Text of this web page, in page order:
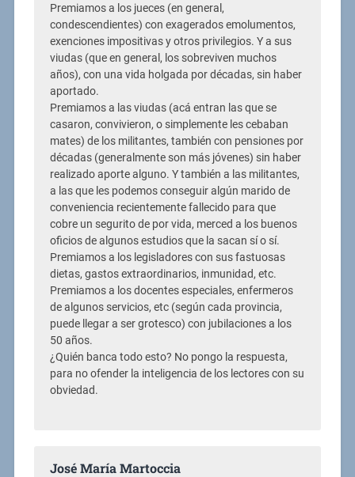
Premiamos a los jueces (en general,
condescendientes) con exagerados emolumentos,
exenciones impositivas y otros privilegios. Y a sus
viudas (que en general, los sobreviven muchos
años), con una vida holgada por décadas, sin haber
aportado.
Premiamos a las viudas (acá entran las que se
casaron, convivieron, o simplemente les cebaban
mates) de los militantes, también con pensiones por
décadas (generalmente son más jóvenes) sin haber
realizado aporte alguno. Y también a las militantes,
a las que les podemos conseguir algún marido de
conveniencia recientemente fallecido para que
cobre un segurito de por vida, merced a los buenos
oficios de algunos estudios que la sacan sí o sí.
Premiamos a los legisladores con sus fastuosas
dietas, gastos extraordinarios, inmunidad, etc.
Premiamos a los docentes especiales, enfermeros
de algunos servicios, etc (según cada provincia,
puede llegar a ser grotesco) con jubilaciones a los
50 años.
¿Quién banca todo esto? No pongo la respuesta,
para no ofender la inteligencia de los lectores con su
obviedad.
José María Martoccia